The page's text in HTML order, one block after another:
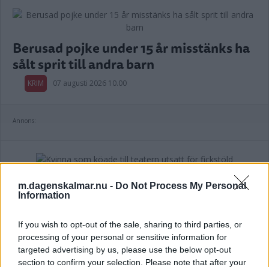
m.dagenskalmar.nu - Do Not Process My Personal
Information
If you wish to opt-out of the sale, sharing to third parties, or
processing of your personal or sensitive information for
targeted advertising by us, please use the below opt-out
section to confirm your selection. Please note that after your
Berusad pojke under 15 år misstänks ha
sålt sprit till andra barn
KRIM 07 augusti 2026 10.00
Annons:
Kvinna som köade till teatern utsatt för
fickstöld